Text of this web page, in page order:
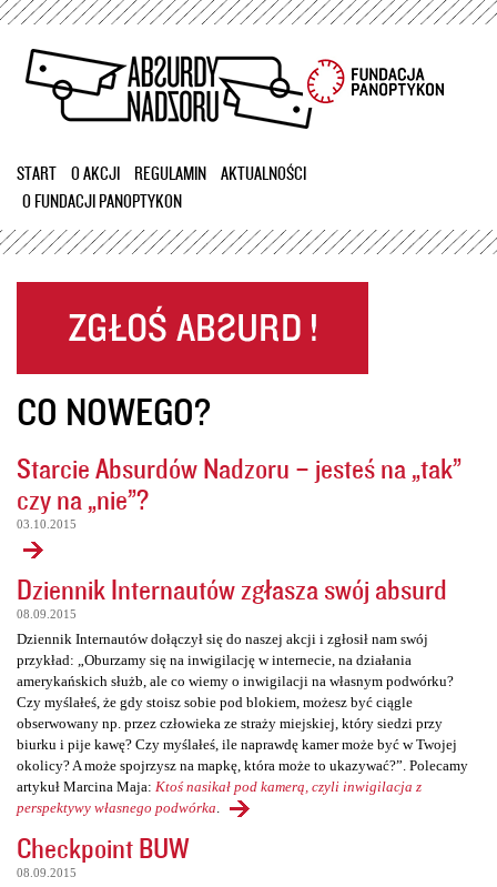
Przejdź
treści
START O AKCJI REGULAMIN
AKTUALNOŚCI
O FUNDACJI PANOPTYKON
CO NOWEGO?
Starcie Absurdów Nadzoru – jesteś na „tak”
czy na „nie”?
03.10.2015
Dziennik Internautów zgłasza swój absurd
08.09.2015
Dziennik Internautów dołączył się do naszej akcji i zgłosił nam swój
przykład: „Oburzamy się na inwigilację w internecie, na działania
amerykańskich służb, ale co wiemy o inwigilacji na własnym podwórku?
Czy myślałeś, że gdy stoisz sobie pod blokiem, możesz być ciągle
obserwowany np. przez człowieka ze straży miejskiej, który siedzi przy
biurku i pije kawę? Czy myślałeś, ile naprawdę kamer może być w Twojej
okolicy? A może spojrzysz na mapkę, która może to ukazywać?”. Polecamy
artykuł Marcina Maja: Ktoś nasikał pod kamerą, czyli inwigilacja z
perspektywy własnego podwórka
Checkpoint BUW
08.09.2015